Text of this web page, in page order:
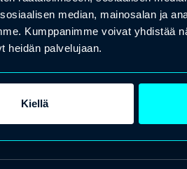
median, mainosalan ja
Kumppanimme voivat yhdistää
heidän palvelujaan.
Kiellä